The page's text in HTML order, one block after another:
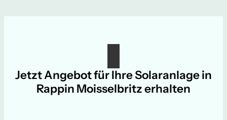
Jetzt Angebot für Ihre Solaranlage in
Rappin Moisselbritz erhalten